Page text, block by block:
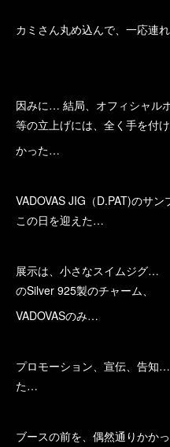
カミさん丸め込んで、一応連
因みに… 結局、オフィシャル
等の立上げには、全く手を付
かった…
VADOVAS JIG（D.PAT)のサン
この日を迎えた…
展示は、小さなスイムジグ…
のSilver 925製のチャーム、
VADOVASのみ…
プロモーション、宣伝、告
た…
ブースの前を、偶然通りかか